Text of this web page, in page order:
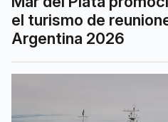
el turismo de
Argentina 2026